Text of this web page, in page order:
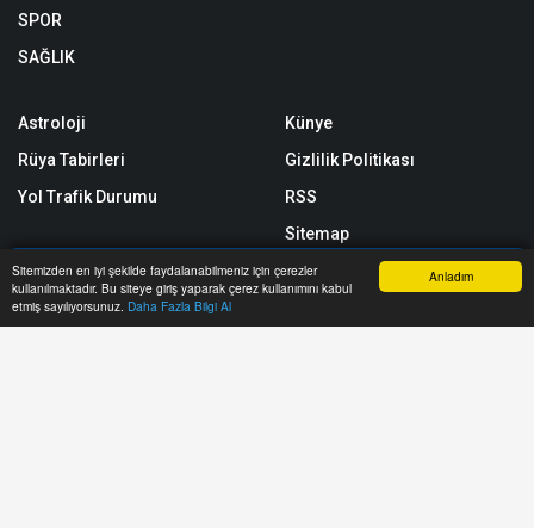
Anladım
Sitemizden en iyi şekilde faydalanabilmeniz için çerezler
kullanılmaktadır. Bu siteye giriş yaparak çerez kullanımını kabul
etmiş sayılıyorsunuz. Daha Fazla Bilgi Al
SPOR
SAĞLIK
Astroloji
Rüya Tabirleri
Yol Trafik Durumu
Künye
Gizlilik Politikası
RSS
Sitemap
Sitene Ekle
Anasayfa Yazarlar Haber Ara İhbar Hattı Menu